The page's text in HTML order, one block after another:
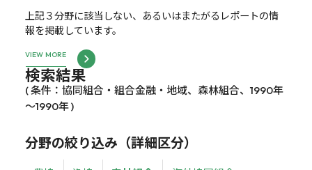
上記３分野に該当しない、あるいはまたがるレポートの情
報を掲載しています。
VIEW MORE
検索結果
( 条件：協同組合・組合金融・地域、森林組合、1990年
～1990年 )
分野の絞り込み（詳細区分）